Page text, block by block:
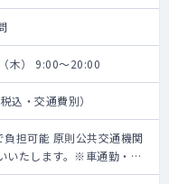
木） 9:00～20:00
込・交通費別）
負担可能 原則公共交通機関
いたします。※車通勤・タ